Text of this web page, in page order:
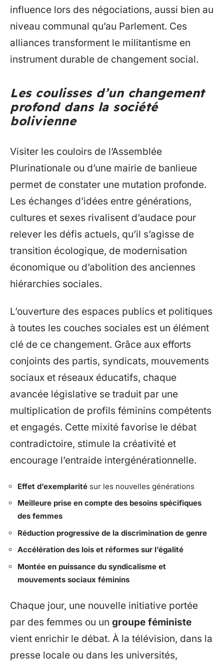
influence lors des négociations, aussi bien au
niveau communal qu’au Parlement. Ces
alliances transforment le militantisme en
instrument durable de changement social.
Les coulisses d’un changement
profond dans la société
bolivienne
Visiter les couloirs de l’Assemblée
Plurinationale ou d’une mairie de banlieue
permet de constater une mutation profonde.
Les échanges d’idées entre générations,
cultures et sexes rivalisent d’audace pour
relever les défis actuels, qu’il s’agisse de
transition écologique, de modernisation
économique ou d’abolition des anciennes
hiérarchies sociales.
L’ouverture des espaces publics et politiques
à toutes les couches sociales est un élément
clé de ce changement. Grâce aux efforts
conjoints des partis, syndicats, mouvements
sociaux et réseaux éducatifs, chaque
avancée législative se traduit par une
multiplication de profils féminins compétents
et engagés. Cette mixité favorise le débat
contradictoire, stimule la créativité et
encourage l’entraide intergénérationnelle.
Effet d’exemplarité sur les nouvelles générations
Meilleure prise en compte des besoins spécifiques
des femmes
Réduction progressive de la discrimination de genre
Accélération des lois et réformes sur l’égalité
Montée en puissance du syndicalisme et
mouvements sociaux féminins
Chaque jour, une nouvelle initiative portée
par des femmes ou un groupe féministe
vient enrichir le débat. À la télévision, dans la
presse locale ou dans les universités,